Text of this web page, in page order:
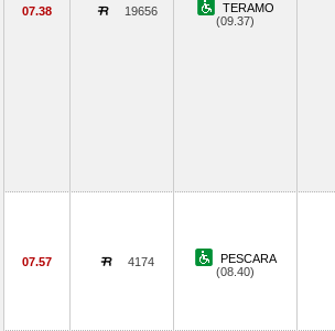
07.38 19656
TERAMO
(09.37)
07.57 4174
PESCARA
(08.40)